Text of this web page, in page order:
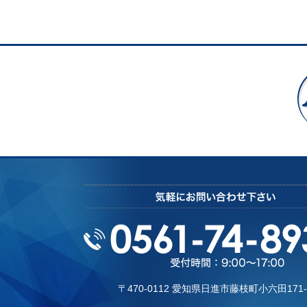
〒470-0112 愛知県⽇進市藤枝町⼩六⽥